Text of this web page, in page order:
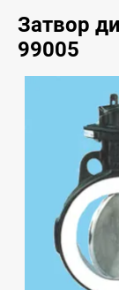
Затвор
99005